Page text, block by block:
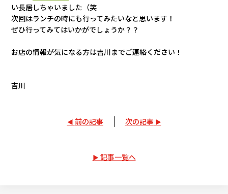
い長居しちゃいました（笑
次回はランチの時にも行ってみたいなと思います！
ぜひ行ってみてはいかがでしょうか？？
お店の情報が気になる方は吉川までご連絡ください！
吉川
前の記事 次の記事
記事一覧へ